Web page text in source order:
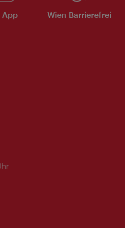
App Wien Barrierefrei